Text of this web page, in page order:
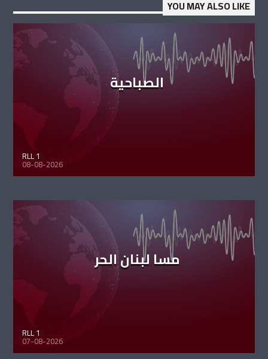
YOU MAY ALSO LIKE
الصباحية
RLL 1
08-08-2026
مسا لبنان الحر
RLL 1
07-08-2026